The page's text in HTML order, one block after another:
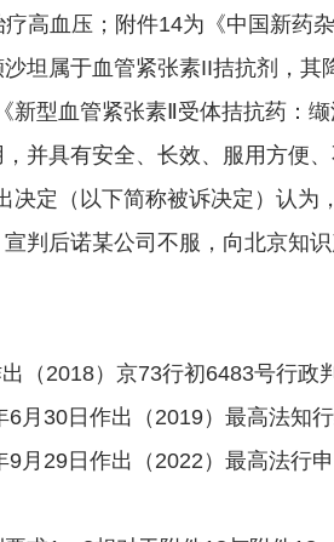
高血压；附件14为《中国新药
坦属于血管紧张素II拮抗剂，
型血管紧张素Ⅱ受体拮抗药：
并具有安全、长效、服用方便
定（以下简称被诉决定）认为
判后诺某公司不服，向北京知
2018）京73行初6483号行政
月30日作出（2019）最高法知
月29日作出（2022）最高法行